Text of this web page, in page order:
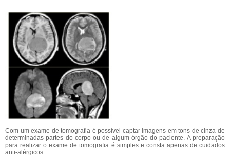
Com um exame de tomografia é possível captar imagens em tons de cinza de
determinadas partes do corpo ou de algum órgão do paciente. A preparação
para realizar o exame de tomografia é simples e consta apenas de cuidados
anti-alérgicos.